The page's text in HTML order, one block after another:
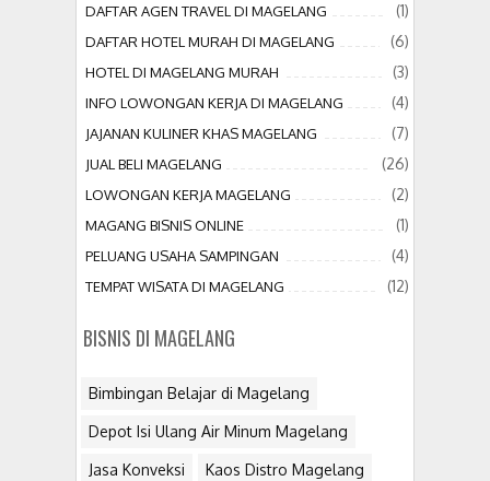
DAFTAR AGEN TRAVEL DI MAGELANG (1)
DAFTAR HOTEL MURAH DI MAGELANG (6)
HOTEL DI MAGELANG MURAH (3)
INFO LOWONGAN KERJA DI MAGELANG (4)
JAJANAN KULINER KHAS MAGELANG (7)
JUAL BELI MAGELANG (26)
LOWONGAN KERJA MAGELANG (2)
MAGANG BISNIS ONLINE (1)
PELUANG USAHA SAMPINGAN (4)
TEMPAT WISATA DI MAGELANG (12)
BISNIS DI MAGELANG
Bimbingan Belajar di Magelang
Depot Isi Ulang Air Minum Magelang
Jasa Konveksi Kaos Distro Magelang